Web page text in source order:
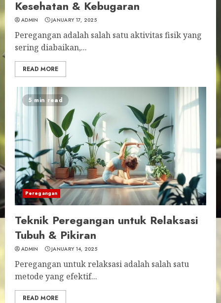
Kesehatan & Kebugaran
ADMIN JANUARY 17, 2025
Peregangan adalah salah satu aktivitas fisik yang
sering diabaikan,...
READ MORE
5 min read
Peregangan
Teknik Peregangan untuk Relaksasi
Tubuh & Pikiran
ADMIN JANUARY 14, 2025
Peregangan untuk relaksasi adalah salah satu
metode yang efektif...
READ MORE